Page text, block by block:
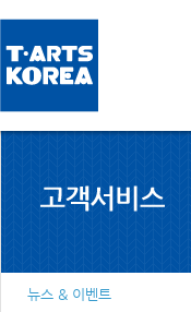
뉴스 & 이벤트